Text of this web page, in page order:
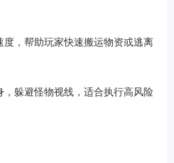
度，帮助玩家快速搬运物资或逃离
躲避怪物视线，适合执行高风险